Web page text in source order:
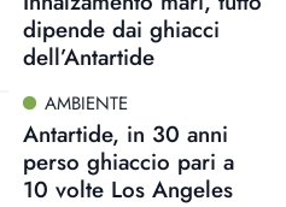
dipende dai ghiacci
dell’Antartide
AMBIENTE
Antartide, in 30 anni
perso ghiaccio pari a
10 volte Los Angeles